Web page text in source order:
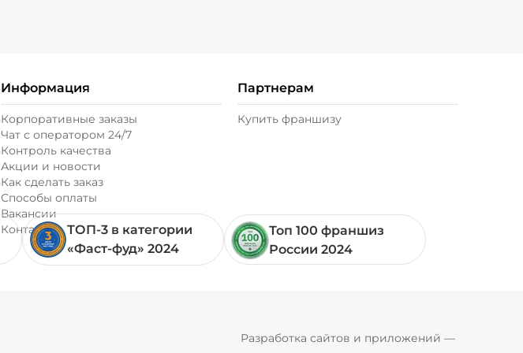
Информация
Корпоративные заказы
Чат с оператором 24/7
Контроль качества
Акции и новости
Как сделать заказ
Способы оплаты
Вакансии
Контакты
Партнерам
Купить франшизу
ТОП-3 в категории
«Фаст-фуд» 2024
Топ 100 франшиз
России 2024
Разработка сайтов и приложений —